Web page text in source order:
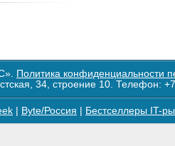
Политика конфиденциальности
34, строение 10. Телефон:
Byte/Россия Бестселлеры IT-